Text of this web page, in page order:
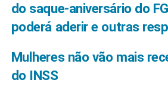
do saque-aniversário do
poderá aderir e outras
Mulheres não vão mais
do INSS